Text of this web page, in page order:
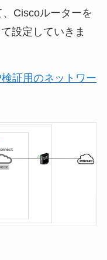
Ciscoルーターを
設定していきま
証用のネットワー